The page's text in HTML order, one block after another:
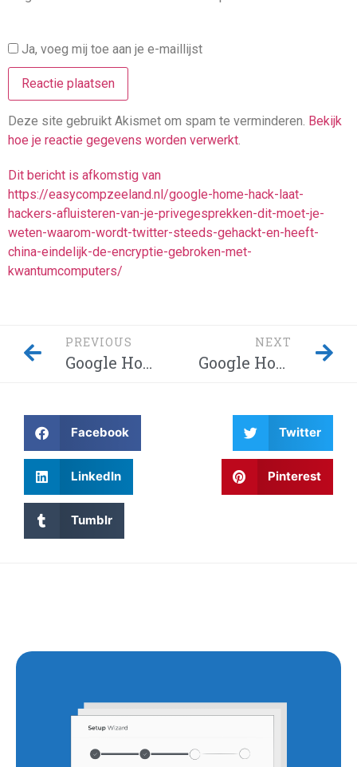
Ja, voeg mij toe aan je e-maillijst
Deze site gebruikt Akismet om spam te verminderen. Bekijk
hoe je reactie gegevens worden verwerkt.
Dit bericht is afkomstig van
https://easycompzeeland.nl/google-home-hack-laat-
hackers-afluisteren-van-je-privegesprekken-dit-moet-je-
weten-waarom-wordt-twitter-steeds-gehackt-en-heeft-
china-eindelijk-de-encryptie-gebroken-met-
kwantumcomputers/
PREVIOUS
Google Home-hack laat hackers afluisteren van je privégesprekken – Dit moet je weten! Waarom wordt Twitter steeds gehackt en heeft China eindelijk de encryptie gebroken met kwantumcomputers?
NEXT
Google Home-hack laat hackers afluisteren van je privégesprekken – Dit moet je weten! Waarom wordt Twitter steeds gehackt en heeft China eindelijk de encryptie gebroken met kwantumcomputers?
Facebook Twitter
LinkedIn Pinterest
Tumblr